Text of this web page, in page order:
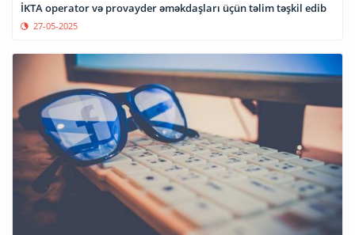
İKTA operator və provayder əməkdaşları üçün təlim təşkil edib
27-05-2025